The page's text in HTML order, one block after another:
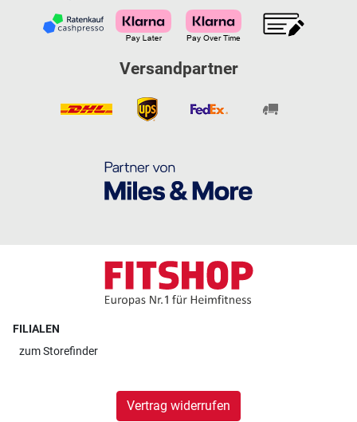
Versandpartner
FILIALEN
zumStorefinder
Vertrag widerrufen